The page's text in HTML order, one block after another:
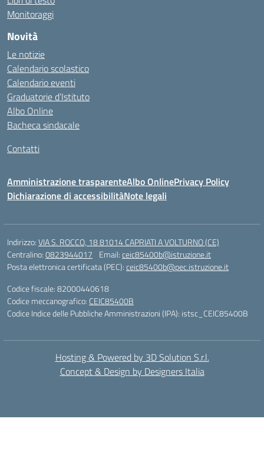
Monitoraggi
Novità
Le notizie
Calendario scolastico
Calendario eventi
Graduatorie d’Istituto
Albo Online
Bacheca sindacale
Contatti
Amministrazione trasparenteAlbo OnlinePrivacy Policy
Dichiarazione di accessibilitàNote legali
Indirizzo:VIA S. ROCCO, 18 81014 CAPRIATI A VOLTURNO (CE)
Centralino:0823944017 Email:ceic85400b@istruzione.it
Posta elettronica certificata (PEC):ceic85400b@pec.istruzione.it
Codice fiscale: 82000440618
Codice meccanografico: CEIC85400B
Codice Indice delle Pubbliche Amministrazioni (IPA): istsc_CEIC85400B
Hosting & Powered by 3D Solution S.r.l.
Concept & Design by Designers Italia